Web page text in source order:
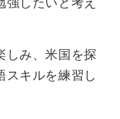
しみ、米国を探
スキルを練習し